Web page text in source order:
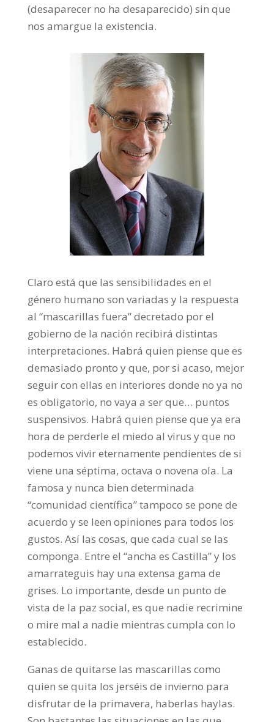
(desaparecer no ha desaparecido) sin que
nos amargue la existencia.
Claro está que las sensibilidades en el
género humano son variadas y la respuesta
al “mascarillas fuera” decretado por el
gobierno de la nación recibirá distintas
interpretaciones. Habrá quien piense que es
demasiado pronto y que, por si acaso, mejor
seguir con ellas en interiores donde no ya no
es obligatorio, no vaya a ser que… puntos
suspensivos. Habrá quien piense que ya era
hora de perderle el miedo al virus y que no
podemos vivir eternamente pendientes de si
viene una séptima, octava o novena ola. La
famosa y nunca bien determinada
“comunidad científica” tampoco se pone de
acuerdo y se leen opiniones para todos los
gustos. Así las cosas, que cada cual se las
componga. Entre el “ancha es Castilla” y los
amarrateguis hay una extensa gama de
grises. Lo importante, desde un punto de
vista de la paz social, es que nadie recrimine
o mire mal a nadie mientras cumpla con lo
establecido.
Ganas de quitarse las mascarillas como
quien se quita los jerséis de invierno para
disfrutar de la primavera, haberlas haylas.